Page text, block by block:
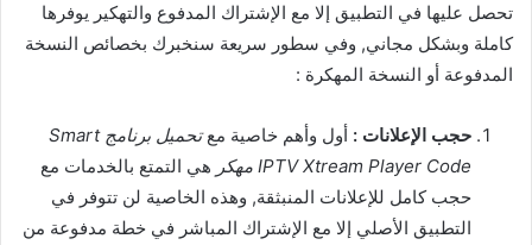
تحصل عليها في التطبيق إلا مع الإشتراك المدفوع والتهكير يوفرها
كاملة وبشكل مجاني, وفي سطور سريعة سنخبرك بخصائص النسخة
المدفوعة أو النسخة المهكرة :
حجب الإعلانات : أول وأهم خاصية مع
تحميل برنامج Smart
IPTV Xtream Player Code مهكر
هي التمتع بالخدمات مع
حجب كامل للإعلانات المنبثقة, وهذه الخاصية لن تتوفر في
التطبيق الأصلي إلا مع الإشتراك المباشر في خطة مدفوعة من